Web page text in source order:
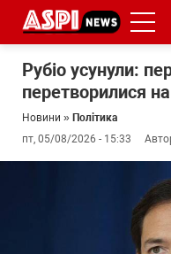
Рубіо усунули:
перетворилися
Новини » Політика
пт, 05/08/2026 - 15:33